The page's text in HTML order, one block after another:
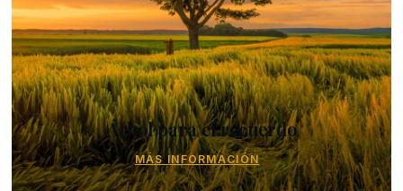
Árbol para el recuerdo
MÁS INFORMACIÓN